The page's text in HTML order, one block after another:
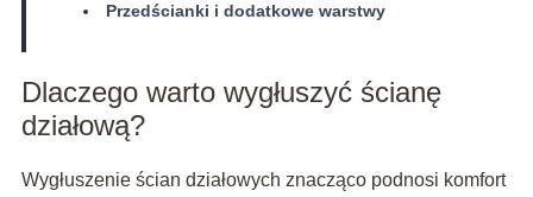
Przedścianki i dodatkowe warstwy
Dlaczego warto wygłuszyć ścianę
działową?
Wygłuszenie ścian działowych znacząco podnosi komfort